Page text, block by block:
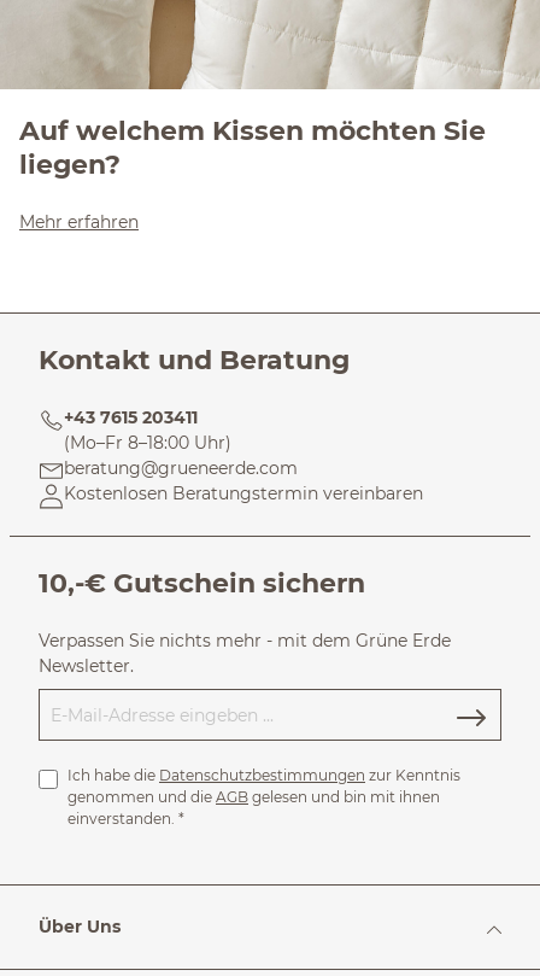
Auf welchem Kissen möchten Sie
liegen?
Mehr erfahren
Kontakt und Beratung
+43 7615 203411
(Mo–Fr 8–18:00 Uhr)
beratung@grueneerde.com
Kostenlosen Beratungstermin vereinbaren
10,-€ Gutschein sichern
Verpassen Sie nichts mehr - mit dem Grüne Erde
Newsletter.
Ich habe die Datenschutzbestimmungen zur Kenntnis
genommen und die AGB gelesen und bin mit ihnen
einverstanden. *
Über Uns